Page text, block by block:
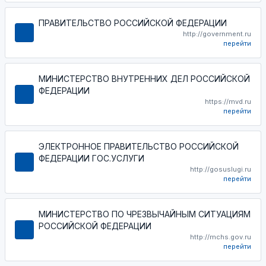
ПРАВИТЕЛЬСТВО РОССИЙСКОЙ ФЕДЕРАЦИИ
http://government.ru
перейти
МИНИСТЕРСТВО ВНУТРЕННИХ ДЕЛ РОССИЙСКОЙ
ФЕДЕРАЦИИ
https://mvd.ru
перейти
ЭЛЕКТРОННОЕ ПРАВИТЕЛЬСТВО РОССИЙСКОЙ
ФЕДЕРАЦИИ ГОС.УСЛУГИ
http://gosuslugi.ru
перейти
МИНИСТЕРСТВО ПО ЧРЕЗВЫЧАЙНЫМ СИТУАЦИЯМ
РОССИЙСКОЙ ФЕДЕРАЦИИ
http://mchs.gov.ru
перейти